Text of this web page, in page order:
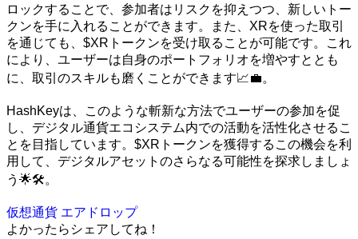
ロックすることで、参加者はリスクを抑えつつ、新しいトー
クンを手に入れることができます。また、XRを使った取引
を通じても、$XRトークンを受け取ることが可能です。これ
により、ユーザーは自身のポートフォリオを増やすととも
に、取引のスキルも磨くことができます📈💼。
HashKeyは、このような斬新な方法でユーザーの参加を促
し、デジタル通貨エコシステム内での活動を活性化させるこ
とを目指しています。$XRトークンを獲得するこの機会を利
用して、デジタルアセットのさらなる可能性を探求しましょ
う🌟🛠️。
仮想通貨 エアドロップ
よかったらシェアしてね！